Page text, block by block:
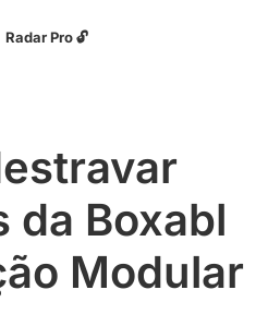
Radar Pro 🔓
da Boxabl
Modular